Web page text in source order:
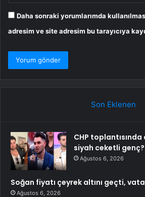
Daha sonraki yorumlarımda
adresim ve site adresim bu tarayıcıya
Son Eklenen
CHP toplantısında
siyah ceketli genç?
Ağustos 6, 2026
Soğan fiyatı çeyrek altını geçti,
Ağustos 6, 2026